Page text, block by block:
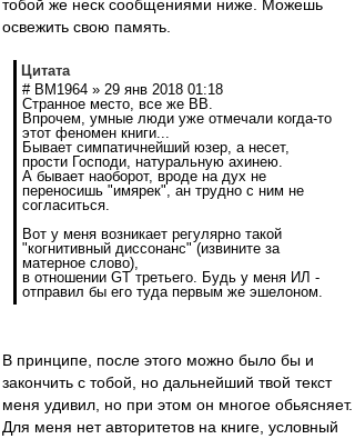
тобой же неск сообщениями ниже. Можешь
освежить свою память.
Цитата
# BM1964 » 29 янв 2018 01:18
Странное место, все же ВВ.
Впрочем, умные люди уже отмечали когда-то
этот феномен книги...
Бывает симпатичнейший юзер, а несет,
прости Господи, натуральную ахинею.
А бывает наоборот, вроде на дух не
переносишь "имярек", ан трудно с ним не
согласиться.
Вот у меня возникает регулярно такой
"когнитивный диссонанс" (извините за
матерное слово),
в отношении GT третьего. Будь у меня ИЛ -
отправил бы его туда первым же эшелоном.
В принципе, после этого можно было бы и
закончить с тобой, но дальнейший твой текст
меня удивил, но при этом он многое обьясняет.
Для меня нет авторитетов на книге, условный